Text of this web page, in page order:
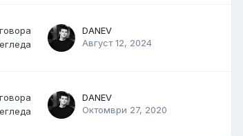
DANEV
Август 12, 2024
DANEV
Октомври 27, 2020